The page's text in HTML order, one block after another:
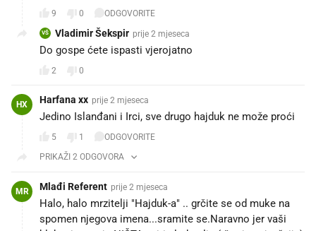
9 0 ODGOVORITE
VŠ Vladimir Šekspir prije 2 mjeseca
Do gospe ćete ispasti vjerojatno
2 0
HX Harfana xx prije 2 mjeseca
Jedino Islanđani i Irci, sve drugo hajduk ne može proći
5 1
ODGOVORITE
PRIKAŽI 2 ODGOVORA
MR Mlađi Referent prije 2 mjeseca
Halo, halo mrzitelji "Hajduk-a" .. grčite se od muke na
spomen njegova imena...sramite se.Naravno jer vaši